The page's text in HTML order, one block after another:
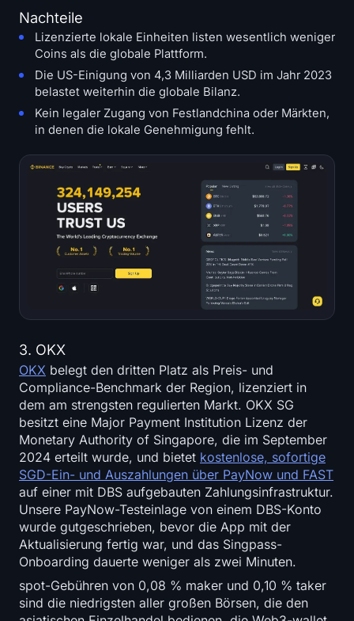
Nachteile
Lizenzierte lokale Einheiten listen wesentlich weniger
Coins als die globale Plattform.
Die US-Einigung von 4,3 Milliarden USD im Jahr 2023
belastet weiterhin die globale Bilanz.
Kein legaler Zugang von Festlandchina oder Märkten,
in denen die lokale Genehmigung fehlt.
3. OKX
OKX belegt den dritten Platz als Preis- und
Compliance-Benchmark der Region, lizenziert in
dem am strengsten regulierten Markt. OKX SG
besitzt eine Major Payment Institution Lizenz der
Monetary Authority of Singapore, die im September
2024 erteilt wurde, und bietet kostenlose, sofortige
SGD-Ein- und Auszahlungen über PayNow und FAST
auf einer mit DBS aufgebauten Zahlungsinfrastruktur.
Unsere PayNow-Testeinlage von einem DBS-Konto
wurde gutgeschrieben, bevor die App mit der
Aktualisierung fertig war, und das Singpass-
Onboarding dauerte weniger als zwei Minuten.
spot-Gebühren von 0,08 % maker und 0,10 % taker
sind die niedrigsten aller großen Börsen, die den